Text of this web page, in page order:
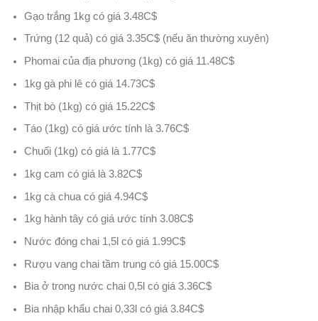
Gạo trắng 1kg có giá 3.48C$
Trứng (12 quả) có giá 3.35C$ (nếu ăn thường xuyên)
Phomai của địa phương (1kg) có giá 11.48C$
1kg gà phi lê có giá 14.73C$
Thịt bò (1kg) có giá 15.22C$
Táo (1kg) có giá ước tính là 3.76C$
Chuối (1kg) có giá là 1.77C$
1kg cam có giá là 3.82C$
1kg cà chua có giá 4.94C$
1kg hành tây có giá ước tính 3.08C$
Nước đóng chai 1,5l có giá 1.99C$
Rượu vang chai tầm trung có giá 15.00C$
Bia ở trong nước chai 0,5l có giá 3.36C$
Bia nhập khẩu chai 0,33l có giá 3.84C$